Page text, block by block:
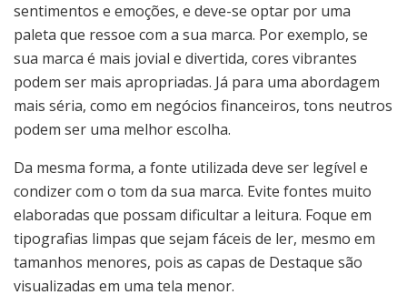
sentimentos e emoções, e deve-se optar por uma
paleta que ressoe com a sua marca. Por exemplo, se
sua marca é mais jovial e divertida, cores vibrantes
podem ser mais apropriadas. Já para uma abordagem
mais séria, como em negócios financeiros, tons neutros
podem ser uma melhor escolha.
Da mesma forma, a fonte utilizada deve ser legível e
condizer com o tom da sua marca. Evite fontes muito
elaboradas que possam dificultar a leitura. Foque em
tipografias limpas que sejam fáceis de ler, mesmo em
tamanhos menores, pois as capas de Destaque são
visualizadas em uma tela menor.